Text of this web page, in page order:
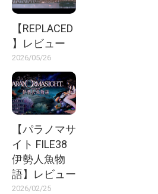
【REPLACED
】レビュー
2026/05/26
【パラノマサ
イト FILE38
伊勢人魚物
語】レビュー
2026/02/25